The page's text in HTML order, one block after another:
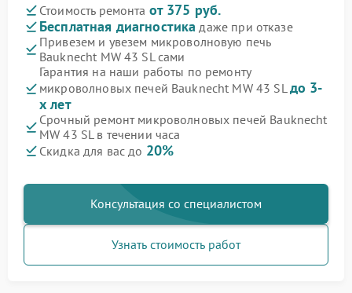
Стоимость ремонта от 375 руб.
Бесплатная диагностика даже при отказе
Привезем и увезем микроволновую печь
Bauknecht MW 43 SL сами
Гарантия на наши работы по ремонту
микроволновых печей Bauknecht MW 43 SLдо 3-
х лет
Срочный ремонт микроволновых печей Bauknecht
MW 43 SL в течении часа
Скидка для вас до 20%
Консультация со специалистом
Узнать стоимость работ